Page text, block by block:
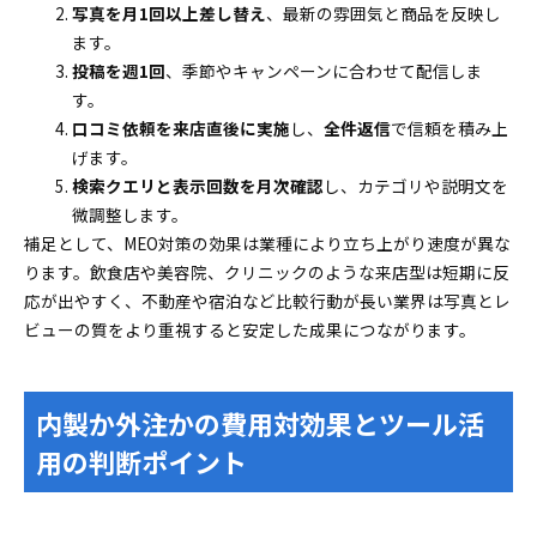
写真を月1回以上差し替え、最新の雰囲気と商品を反映し
ます。
投稿を週1回、季節やキャンペーンに合わせて配信しま
す。
口コミ依頼を来店直後に実施 し、 全件返信で信頼を積み上
げます。
検索クエリと表示回数を月次確認し、カテゴリや説明文を
微調整します。
補足として、MEO対策の効果は業種により立ち上がり速度が異な
ります。飲食店や美容院、クリニックのような来店型は短期に反
応が出やすく、不動産や宿泊など比較行動が長い業界は写真とレ
ビューの質をより重視すると安定した成果につながります。
内製か外注かの費用対効果とツール活
用の判断ポイント